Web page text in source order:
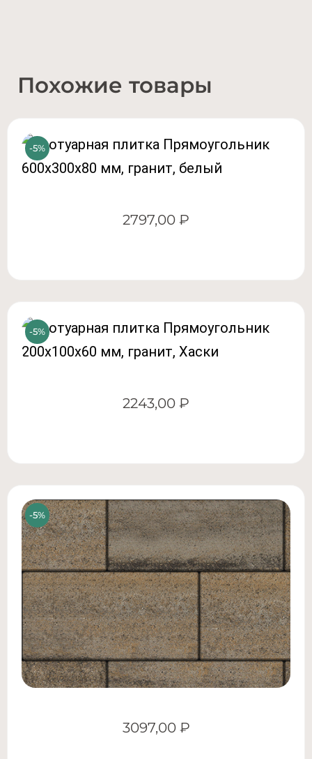
Похожие товары
2797,00 ₽
2243,00 ₽
3097,00 ₽